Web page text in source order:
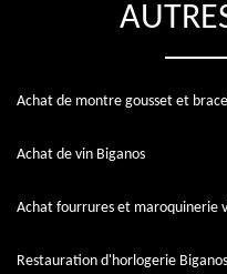
Achat de montre gousset et
Achat de vin Biganos
Achat fourrures et maroquinerie
Restauration d'horlogerie Biganos